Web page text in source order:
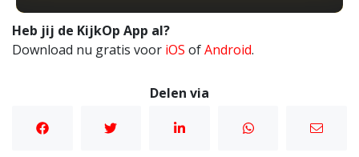
Heb jij de KijkOp App al?
Download nu gratis voor iOS ofAndroid.
Delen via